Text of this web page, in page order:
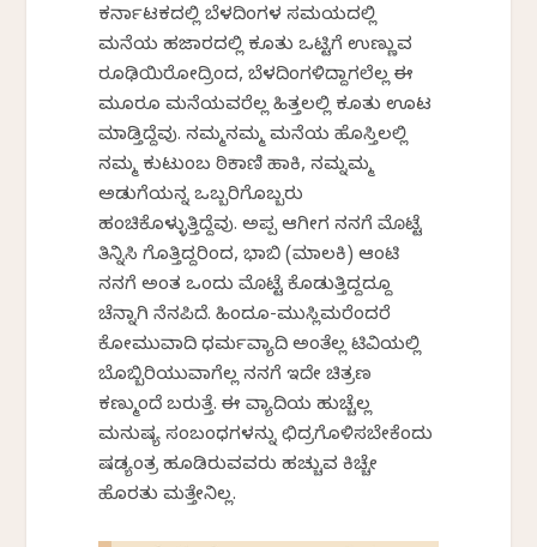
ಕರ್ನಾಟಕದಲ್ಲಿ ಬೆಳದಿಂಗಳ ಸಮಯದಲ್ಲಿ
ಮನೆಯ ಹಜಾರದಲ್ಲಿ ಕೂತು ಒಟ್ಟಿಗೆ ಉಣ್ಣುವ
ರೂಢಿಯಿರೋದ್ರಿಂದ, ಬೆಳದಿಂಗಳಿದ್ದಾಗಲೆಲ್ಲ ಈ
ಮೂರೂ ಮನೆಯವರೆಲ್ಲ ಹಿತ್ತಲಲ್ಲಿ ಕೂತು ಊಟ
ಮಾಡ್ತಿದ್ದೆವು. ನಮ್ಮನಮ್ಮ ಮನೆಯ ಹೊಸ್ತಿಲಲ್ಲಿ
ನಮ್ಮ ಕುಟುಂಬ ಠಿಕಾಣಿ ಹಾಕಿ, ನಮ್ನಮ್ಮ
ಅಡುಗೆಯನ್ನ ಒಬ್ಬರಿಗೊಬ್ಬರು
ಹಂಚಿಕೊಳ್ಳುತ್ತಿದ್ದೆವು. ಅಪ್ಪ ಆಗೀಗ ನನಗೆ ಮೊಟ್ಟೆ
ತಿನ್ನಿಸಿ ಗೊತ್ತಿದ್ದರಿಂದ, ಭಾಬಿ (ಮಾಲಕಿ) ಆಂಟಿ
ನನಗೆ ಅಂತ ಒಂದು ಮೊಟ್ಟೆ ಕೊಡುತ್ತಿದ್ದದ್ದೂ
ಚೆನ್ನಾಗಿ ನೆನಪಿದೆ. ಹಿಂದೂ-ಮುಸ್ಲಿಮರೆಂದರೆ
ಕೋಮುವಾದಿ ಧರ್ಮವ್ಯಾದಿ ಅಂತೆಲ್ಲ ಟಿವಿಯಲ್ಲಿ
ಬೊಬ್ಬಿರಿಯುವಾಗೆಲ್ಲ ನನಗೆ ಇದೇ ಚಿತ್ರಣ
ಕಣ್ಮುಂದೆ ಬರುತ್ತೆ. ಈ ವ್ಯಾದಿಯ ಹುಚ್ಚೆಲ್ಲ
ಮನುಷ್ಯ ಸಂಬಂಧಗಳನ್ನು ಛಿದ್ರಗೊಳಿಸಬೇಕೆಂದು
ಷಡ್ಯಂತ್ರ ಹೂಡಿರುವವರು ಹಚ್ಚುವ ಕಿಚ್ಚೇ
ಹೊರತು ಮತ್ತೇನಿಲ್ಲ.